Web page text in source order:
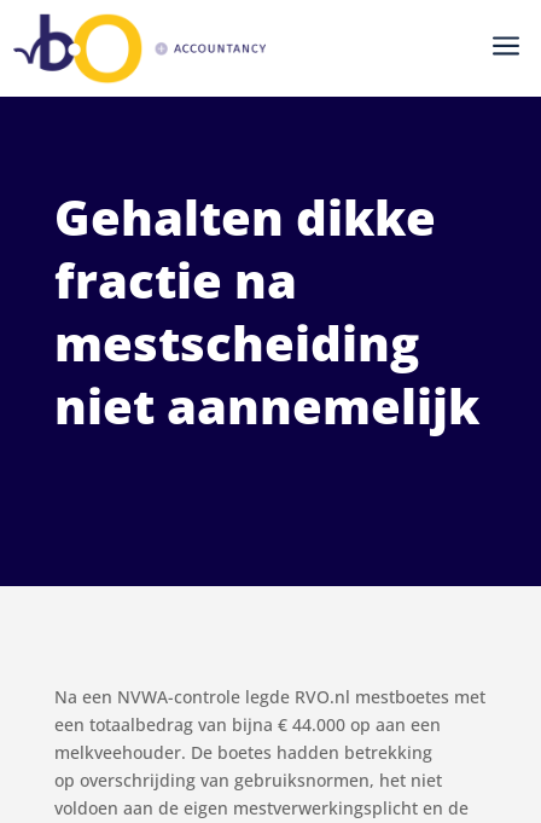
a
Gehalten dikke
fractie na
mestscheiding
niet aannemelijk
Na een NVWA-controle legde RVO.nl mestboetes met
een totaalbedrag van bijna € 44.000 op aan een
melkveehouder. De boetes hadden betrekking
op overschrijding van gebruiksnormen, het niet
voldoen aan de eigen mestverwerkingsplicht en de